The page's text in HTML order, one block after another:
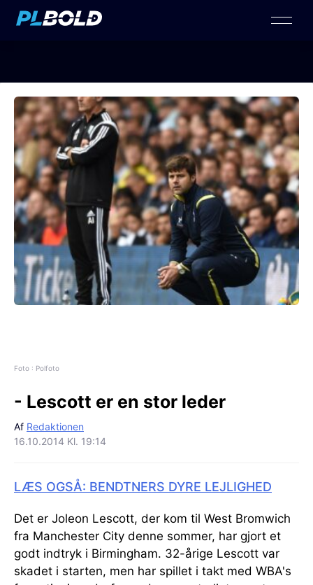
Foto : Polfoto
- Lescott er en stor leder
Af Redaktionen
16.10.2014 Kl. 19:14
LÆS OGSÅ: BENDTNERS DYRE LEJLIGHED
Det er Joleon Lescott, der kom til West Bromwich
fra Manchester City denne sommer, har gjort et
godt indtryk i Birmingham. 32-årige Lescott var
skadet i starten, men har spillet i takt med WBA's